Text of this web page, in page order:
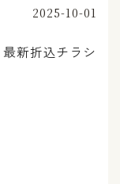
2025-10-01
新折込チラシ